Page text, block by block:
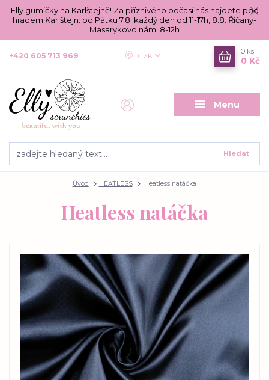
Elly gumičky na Karlštejně! Za příznivého počasí nás najdete pod
hradem Karlštejn: od Pátku 7.8. každý den od 11-17h, 8.8. Říčany-
Masarykovo nám. 8-12h
Menu
CZK
Hledat
+420 605 713 969
0 ks
0 Kč
Úvod HEATLESS Heatless natáčka
Heatless natáčka